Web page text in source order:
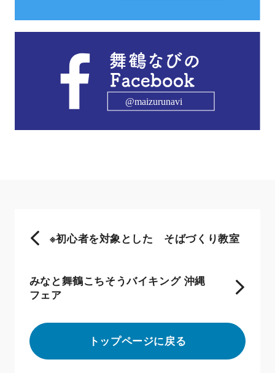
※初心者を対象とした そばづくり教室
トップページに戻る
みなと舞鶴こちそうバイキング 沖縄
フェア